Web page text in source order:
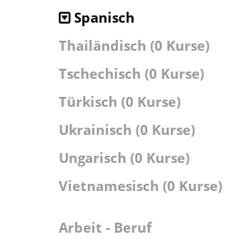
Spanisch
Thailändisch (0 Kurse)
Tschechisch (0 Kurse)
Türkisch (0 Kurse)
Ukrainisch (0 Kurse)
Ungarisch (0 Kurse)
Vietnamesisch (0 Kurse)
Arbeit - Beruf